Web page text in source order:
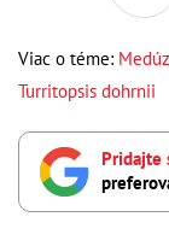
Viac o téme:
Turritopsis dohrnii
Pridajte